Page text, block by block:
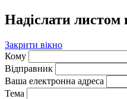
Надіслати листом
Закрити вікно
Кому
Відправник
Ваша електронна адреса
Тема